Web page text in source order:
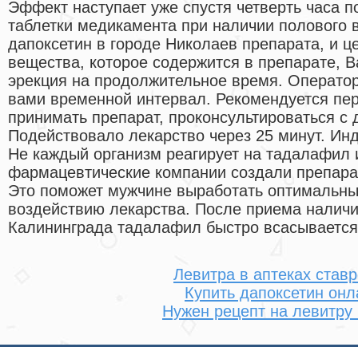
Эффект наступает уже спустя четверть часа
таблетки медикамента при наличии полового
дапоксетин в городе Николаев препарата, и
вещества, которое содержится в препарате,
эрекция на продолжительное время.
вами временной интервал. Рекомендуется
принимать препарат, проконсультироваться
Подействовало лекарство через 25 минут.
Не каждый организм реагирует на
фармацевтические компании создали
Это поможет мужчине выработать
воздействию лекарства. После приема
Калининграда тадалафил быстро
Левитра в аптеках
Купить дапоксетин
Нужен рецепт на левитру